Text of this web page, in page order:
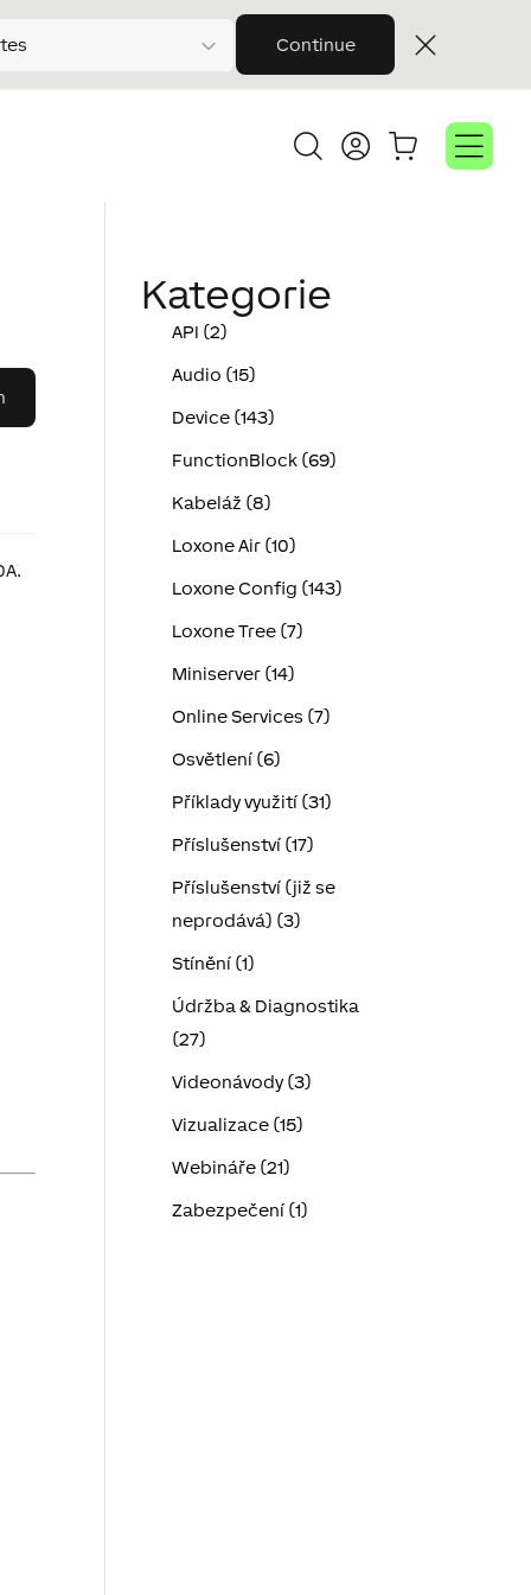
Continue
Kategorie
API (2)
Audio (15)
Device (143)
FunctionBlock (69)
Kabeláž (8)
Loxone Air (10)
Loxone Config (143)
Loxone Tree (7)
Miniserver (14)
Online Services (7)
Osvětlení (6)
Příklady využití (31)
Příslušenství (17)
Příslušenství (již se
neprodává) (3)
Stínění (1)
Údržba & Diagnostika
(27)
Videonávody (3)
Vizualizace (15)
Webináře (21)
Zabezpečení (1)